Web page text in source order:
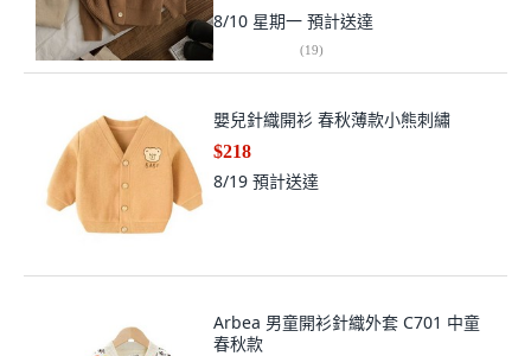
8/10 星期一 預計送達
(19)
嬰兒針織開衫 春秋薄款小熊刺繡
$218
8/19 預計送達
Arbea 男童開衫針織外套 C701 中童
春秋款